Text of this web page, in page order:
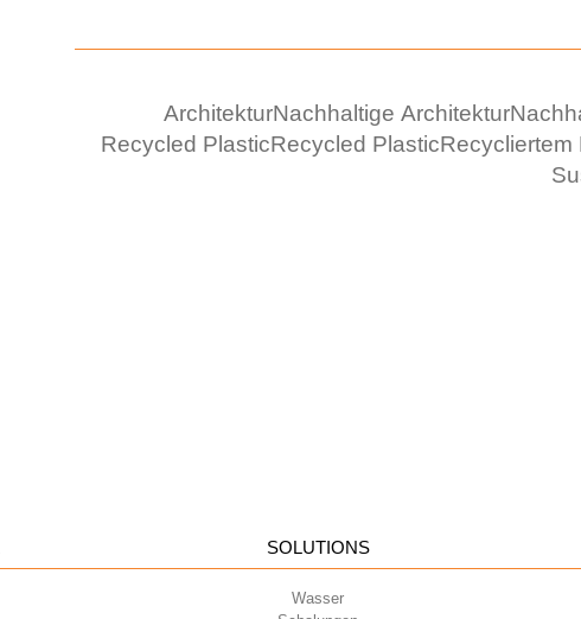
ArchitekturNachhaltige Architektur
Recycled PlasticRecycled PlasticRecycliertem
SOLUTIONS
Wasser